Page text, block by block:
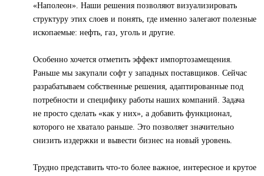
«Наполеон». Наши решения позволяют визуализировать
структуру этих слоев и понять, где именно залегают полезные
ископаемые: нефть, газ, уголь и другие.
Особенно хочется отметить эффект импортозамещения.
Раньше мы закупали софт у западных поставщиков. Сейчас
разрабатываем собственные решения, адаптированные под
потребности и специфику работы наших компаний. Задача
не просто сделать «как у них», а добавить функционал,
которого не хватало раньше. Это позволяет значительно
снизить издержки и вывести бизнес на новый уровень.
Трудно представить что-то более важное, интересное и крутое